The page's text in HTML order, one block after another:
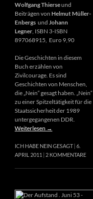
Wolfgang Thierseund
Beiträgen von Helmut Müller-
Enbergs und Johann
Legner , ISBN 3-ISBN
897068915, Euro 9,90
Die Geschichten in diesem
Buch erzählen von
Zivilcourage. Es sind
Geschichten von Menschen,
die „Nein“ gesagt haben. „Nein“
zu einer Spitzeltätigkeit für die
Staatssicherheit der 1989
untergegangenen DDR.
Weiterlesen →
ICH HABE NEIN GESAGT 6.
APRIL 2011
2 KOMMENTARE